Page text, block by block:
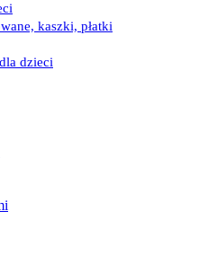
kaszki, płatki
dzieci